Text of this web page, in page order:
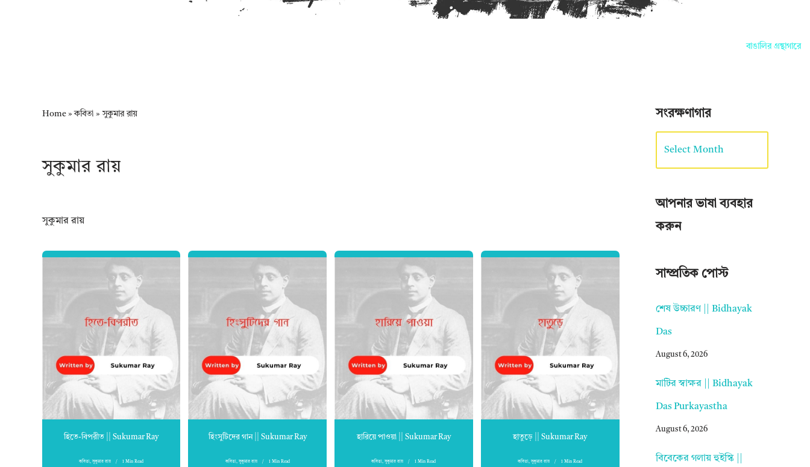
বাঙালির গ্রন্থাগারে
Home»কবিতা»সুকুমার রায়
সুকুমার রায়
সুকুমার রায়
হিতে-বিপরীত || Sukumar Ray
কবিতা , সুকুমার রায় 1 Min Read
হিংসুটিদের গান || Sukumar Ray
কবিতা , সুকুমার রায় 1 Min Read
হারিয়ে পাওয়া || Sukumar Ray
কবিতা,সুকুমার রায় 1 Min Read
হাতুড়ে || Sukumar Ray
কবিতা,সুকুমার রায় 1 Min Read
সংরক্ষণাগার
আপনার ভাষা ব্যবহার
করুন
সাম্প্রতিক পোস্ট
শেষ উচ্চারণ || Bidhayak
Das
August 6, 2026
মাটির স্বাক্ষর || Bidhayak
Das Purkayastha
August 6, 2026
বিবেকের গলায় হুইস্কি ||